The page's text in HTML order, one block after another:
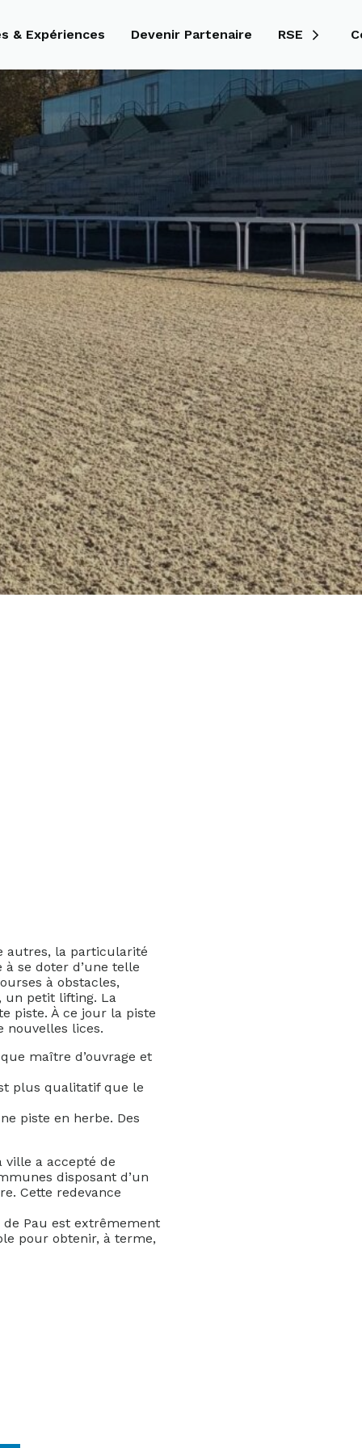
& Expériences Devenir Partenaire RSE
autres, la particularité
se doter d’une telle
à obstacles,
un petit lifting. La
piste. À ce jour la piste
nouvelles lices.
maître d’ouvrage et
plus qualitatif que le
piste en herbe. Des
ville a accepté de
disposant d’un
Cette redevance
de Pau est extrêmement
pour obtenir, à terme,